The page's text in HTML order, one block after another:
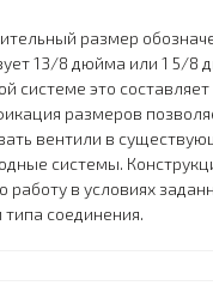
размер
13/8 дюйма или 1 5/8
системе это
размеров
вентили в
системы.
работу в условиях
типа соединения.